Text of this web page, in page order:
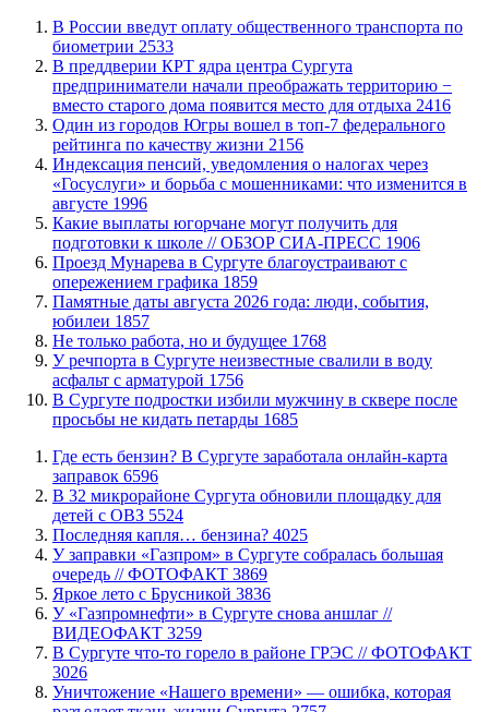
В России введут оплату общественного транспорта по
биометрии 2533
​В преддверии КРТ ядра центра Сургута
предприниматели начали преображать территорию −
вместо старого дома появится место для отдыха 2416
Один из городов Югры вошел в топ-7 федерального
рейтинга по качеству жизни 2156
​Индексация пенсий, уведомления о налогах через
«Госуслуги» и борьба с мошенниками: что изменится в
августе 1996
Какие выплаты югорчане могут получить для
подготовки к школе // ОБЗОР СИА-ПРЕСС 1906
​Проезд Мунарева в Сургуте благоустраивают с
опережением графика 1859
​Памятные даты августа 2026 года: люди, события,
юбилеи 1857
​Не только работа, но и будущее 1768
​У речпорта в Сургуте неизвестные свалили в воду
асфальт с арматурой 1756
В Сургуте подростки избили мужчину в сквере после
просьбы не кидать петарды 1685
​Где есть бензин? В Сургуте заработала онлайн-карта
заправок 6596
В 32 микрорайоне Сургута обновили площадку для
детей с ОВЗ 5524
​Последняя капля… бензина? 4025
​У заправки «Газпром» в Сургуте собралась большая
очередь // ФОТОФАКТ 3869
Яркое лето с Брусникой 3836
У «Газпромнефти» в Сургуте снова аншлаг //
ВИДЕОФАКТ 3259
​В Сургуте что-то горело в районе ГРЭС // ФОТОФАКТ
3026
​Уничтожение «Нашего времени» — ошибка, которая